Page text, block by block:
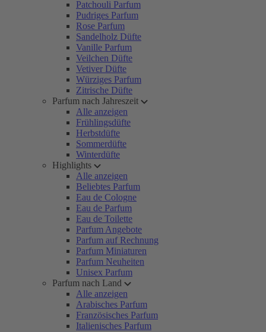
Patchouli Parfum
Pudriges Parfum
Rose Parfum
Sandelholz Düfte
Vanille Parfum
Veilchen Düfte
Vetiver Düfte
Würziges Parfum
Zitrische Düfte
Parfum nach Jahreszeit
Alle anzeigen
Frühlingsdüfte
Herbstdüfte
Sommerdüfte
Winterdüfte
Highlights
Alle anzeigen
Beliebtes Parfum
Eau de Cologne
Eau de Parfum
Eau de Toilette
Parfum Angebote
Parfum auf Rechnung
Parfum Miniaturen
Parfum Neuheiten
Unisex Parfum
Parfum nach Land
Alle anzeigen
Arabisches Parfum
Französisches Parfum
Italienisches Parfum